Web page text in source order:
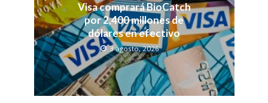
Visa comprará BioCatch
por 2,400 millones de
dólares en efectivo
3 agosto, 2026